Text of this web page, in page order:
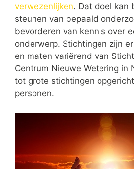
verwezenlijken. Dat doel kan
steunen van bepaald
bevorderen van kennis over
onderwerp. Stichtingen zijn
en maten variërend van
Centrum Nieuwe Wetering in
tot grote stichtingen
personen.